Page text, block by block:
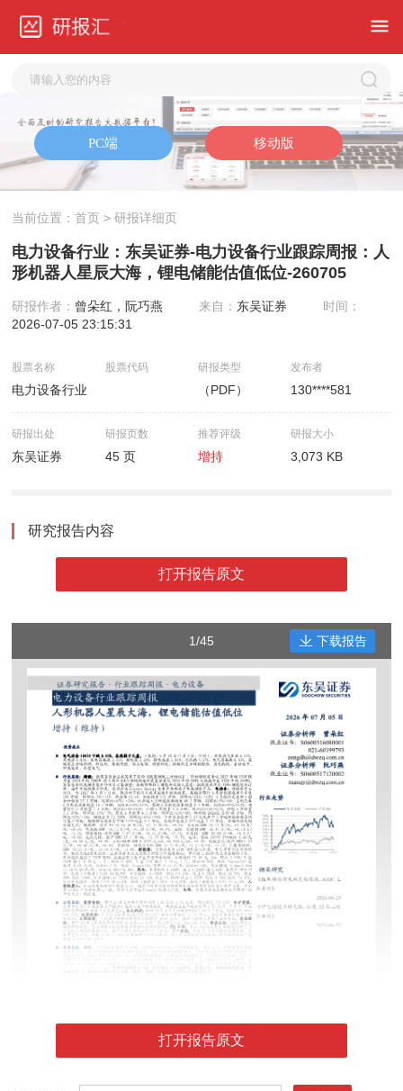
当前位置：首页 > 研报详细页
电力设备行业：东吴证券-电力设备行业跟踪周报：人
形机器人星辰大海，锂电储能估值低位-260705
研报作者： 曾朵红，阮巧燕 来自： 东吴证券
时间：
2026-07-05 23:15:31
股票名称
电力设备行业
股票代码 研报类型
（PDF）
发布者
130****581
研报出处
东吴证券
研报页数
45 页
推荐评级
增持
研报大小
3,073 KB
研究报告内容
打开报告原文
1/45 下载报告
打开报告原文